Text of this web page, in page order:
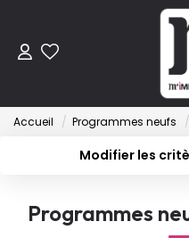
Accueil Programmes neufs
Modifier les
Sélectionnez...
Type de bien
Programmes